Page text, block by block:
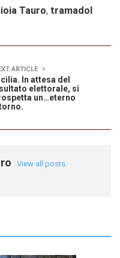
Tauro, tramadol
ARTICLE
In attesa del
elettorale, si
un…eterno
View all posts